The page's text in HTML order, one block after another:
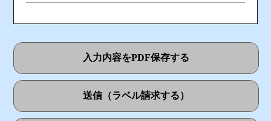
入力内容をPDF保存する
送信（ラベル請求する）